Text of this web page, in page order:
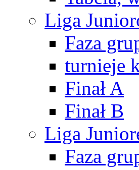
Liga
Faza
turnieje
Finał A
Finał B
Liga
Faza